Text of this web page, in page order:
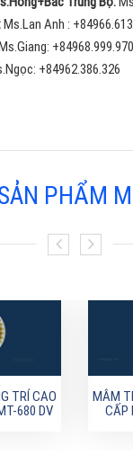
Ms.Lan Anh : +84
Ms.Giang: +84968.999.970
+84962.386.326
PHẨM
TRÍ CAO
680 DV
MÂM
CẤP